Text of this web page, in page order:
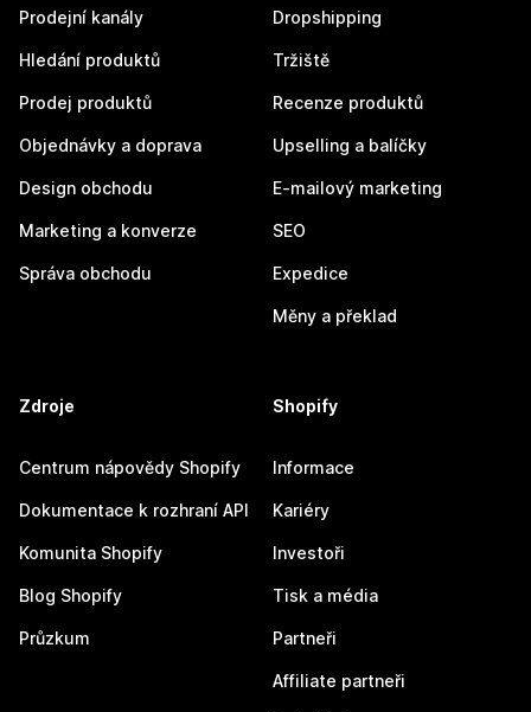
Prodejní kanály
Hledání produktů
Prodej produktů
Objednávky a doprava
Design obchodu
Marketing a konverze
Správa obchodu
Dropshipping
Tržiště
Recenze produktů
Upselling a balíčky
E-mailový marketing
SEO
Expedice
Měny a překlad
Zdroje
Centrum nápovědy Shopify
Dokumentace k rozhraní API
Komunita Shopify
Blog Shopify
Průzkum
Shopify
Informace
Kariéry
Investoři
Tisk a média
Partneři
Affiliate partneři